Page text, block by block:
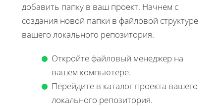
добавить папку в ваш проект. Начнем с
создания новой папки в файловой структуре
вашего локального репозитория.
Откройте файловый менеджер на
вашем компьютере.
Перейдите в каталог проекта вашего
локального репозитория.